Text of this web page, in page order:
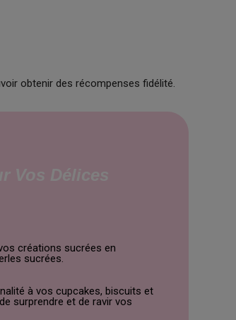
obtenir des récompenses fidélité.
créations sucrées en
sucrées.
à vos cupcakes, biscuits et
surprendre et de ravir vos